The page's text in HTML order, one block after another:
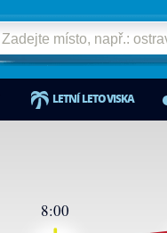
LETNÍ LETOVISKA
8:00